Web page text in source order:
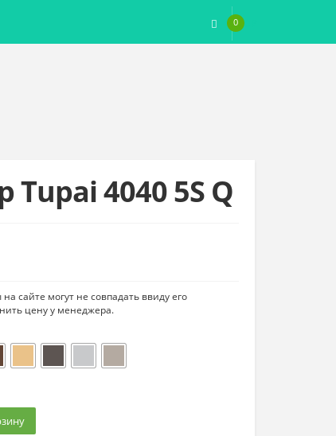
0
Tupai 4040 5S Q
сайте могут не совпадать ввиду его
цену у менеджера.